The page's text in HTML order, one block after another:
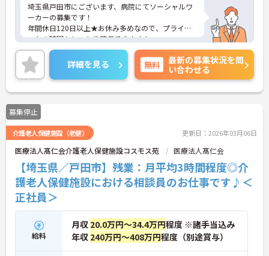
埼玉県戸田市にございます、病院にてソーシャルワ
ーカーの募集です！
年間休日120日以上★お休み多めなので、プライベ
ートの時間もしっかり確保できます！
ご興味のある方は、マイナビ介護職までお問い合わ
せください。詳細を見る 無料
最新の募集状況を問
い合わせる
募集停止
介護老人保健施設（老健） 更新日：2026年03月06日
医療法人髙仁会介護老人保健施設コスモス苑 医療法人髙仁会
【埼玉県／戸田市】残業：月平均3時間程度◎介
護老人保健施設における相談員のお仕事です♪＜
正社員＞
給料
月収 20.0万円～34.4万円程度 ※諸手当込み
年収 240万円～408万円程度（別途賞与）